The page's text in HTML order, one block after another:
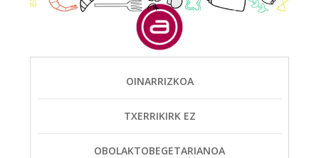
OINARRIZKOA
TXERRIKIRK EZ
OBOLAKTOBEGETARIANOA